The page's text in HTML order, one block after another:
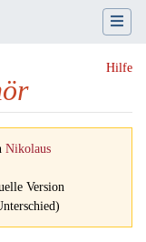
Hilfe
Nikolaus
Version